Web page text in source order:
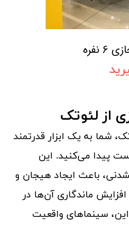
از لئوتک
شما به یک ابزار قدرتمند
پیدا می‌کنید. این
باعث ایجاد هیجان و
ماندگاری آن‌ها در
سینماهای واقعیت